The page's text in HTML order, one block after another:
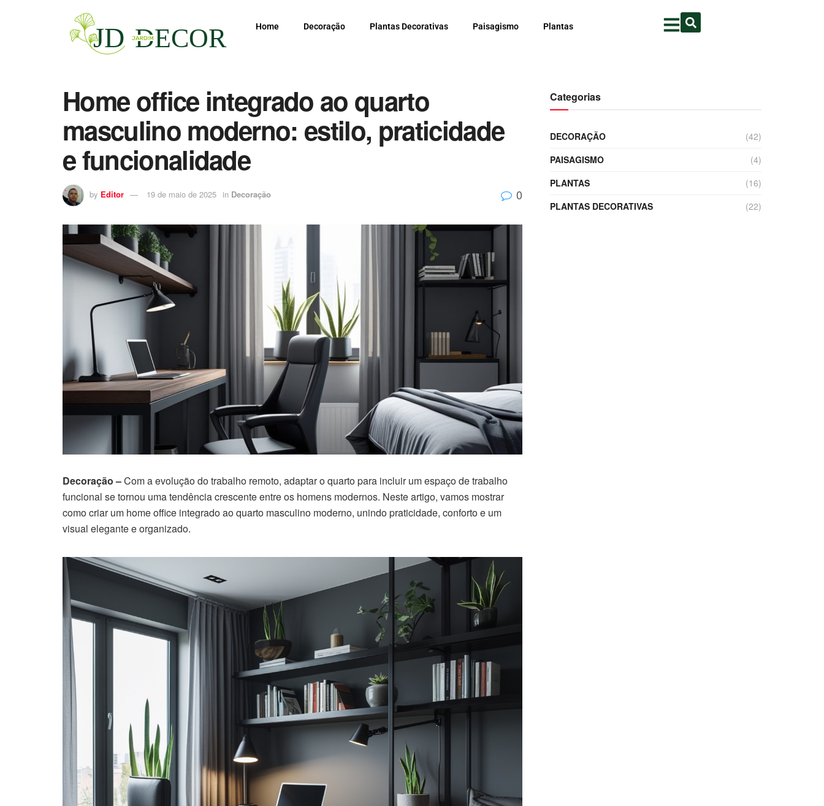
Home Decoração Plantas Decorativas Paisagismo Plantas
Home office integrado ao quarto
masculino moderno: estilo, praticidade
e funcionalidade
by Editor 19 de maio de 2025 in Decoração 0
Decoração –Com a evolução do trabalho remoto, adaptar o quarto para incluir um espaço de trabalho
funcional se tornou uma tendência crescente entre os homens modernos. Neste artigo, vamos mostrar
como criar um home office integrado ao quarto masculino moderno, unindo praticidade, conforto e um
visual elegante e organizado.
Categorias
DECORAÇÃO
(42)
PAISAGISMO
(4)
PLANTAS
(16)
PLANTAS DECORATIVAS
(22)